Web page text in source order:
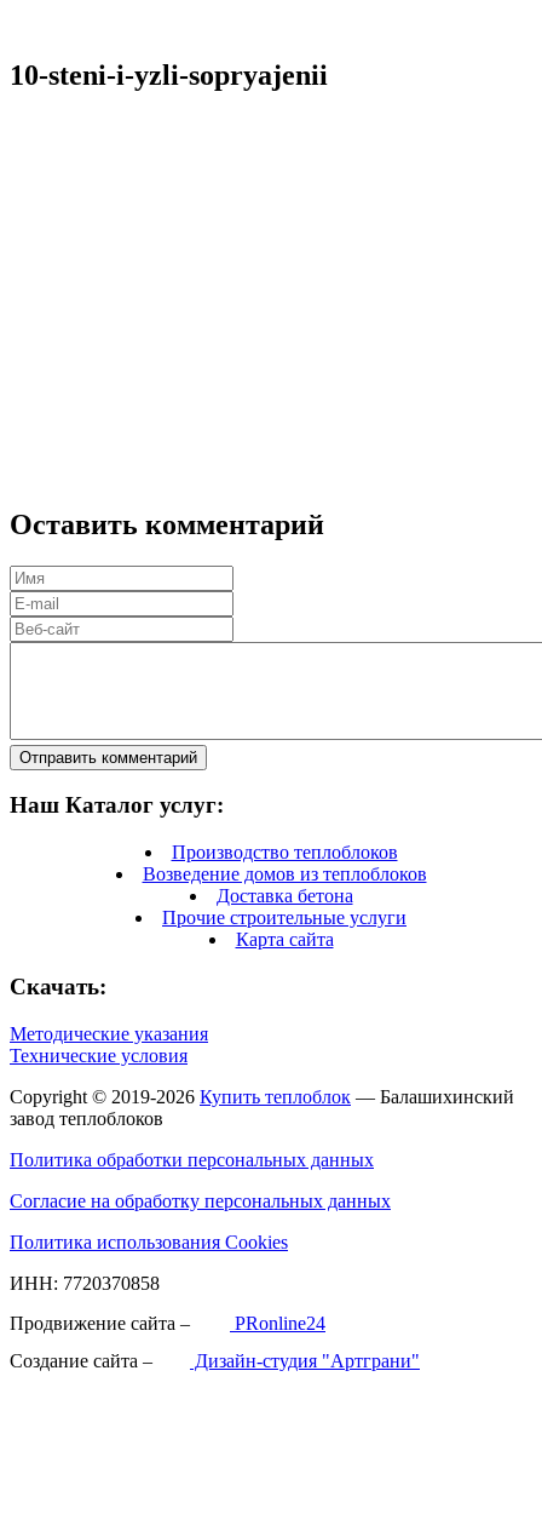
10-steni-i-yzli-sopryajenii
Оставить комментарий
Отправить комментарий
Наш Каталог услуг:
Производство теплоблоков
Возведение домов из теплоблоков
Доставка бетона
Прочие строительные услуги
Карта сайта
Скачать:
Методические указания
Технические условия
Copyright © 2019-2026 Купить теплоблок — Балашихинский
завод теплоблоков
Политика обработки персональных данных
Согласие на обработку персональных данных
Политика использования Cookies
ИНН: 7720370858
Продвижение сайта –
PRonline24
Создание сайта –
Дизайн-студия "Артграни"